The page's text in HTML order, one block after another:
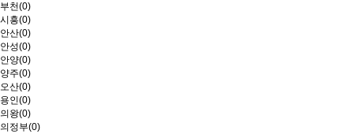
부천(0)
시흥(0)
안산(0)
안성(0)
안양(0)
양주(0)
오산(0)
용인(0)
의왕(0)
의정부(0)